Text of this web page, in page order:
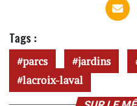
Tags :
parcs jardins
lacroix-laval